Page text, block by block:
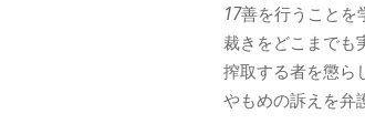
17善を行うことを
裁きをどこまでも
搾取する者を懲ら
やもめの訴えを弁